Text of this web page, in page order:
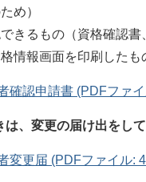
め）
きるもの（資格確認
情報画面を印刷したも
確認申請書 (PDFファ
、変更の届け出をして
変更届 (PDFファイル: